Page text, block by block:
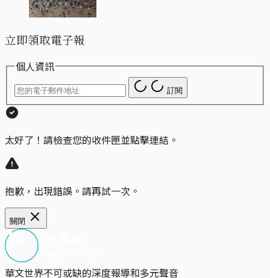
立即領取電子報
個人資訊
訂閱
太好了！請檢查您的收件匣並點擊連結。
抱歉，出現錯誤。請再試一次。
關閉
華文世界不可或缺的深度報導和多元聲音